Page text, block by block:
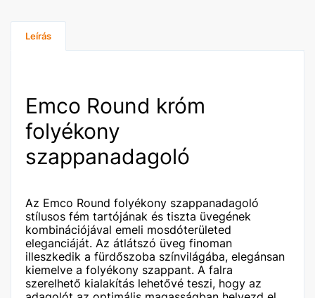
Leírás
Emco Round króm
folyékony
szappanadagoló
Az Emco Round folyékony szappanadagoló
stílusos fém tartójának és tiszta üvegének
kombinációjával emeli mosdóterületed
eleganciáját. Az átlátszó üveg finoman
illeszkedik a fürdőszoba színvilágába, elegánsan
kiemelve a folyékony szappant. A falra
szerelhető kialakítás lehetővé teszi, hogy az